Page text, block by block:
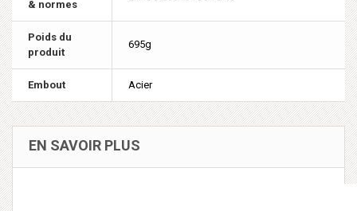
& normes
Poids du
produit
695g
Embout Acier
EN SAVOIR PLUS